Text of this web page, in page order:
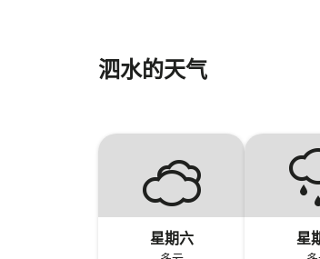
泗水的天气
星期六 星